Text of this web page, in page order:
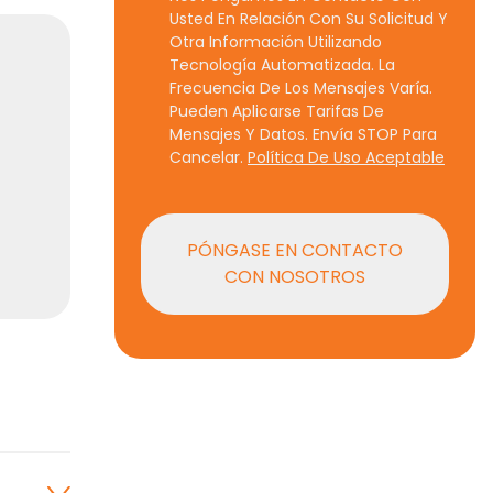
Usted En Relación Con Su Solicitud Y
Otra Información Utilizando
Tecnología Automatizada. La
Frecuencia De Los Mensajes Varía.
Pueden Aplicarse Tarifas De
Mensajes Y Datos. Envía STOP Para
Cancelar. Política De Uso Aceptable
PÓNGASE EN CONTACTO
CON NOSOTROS